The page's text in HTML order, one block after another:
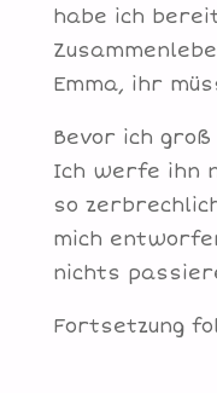
habe ich
Emma, ihr
Bevor ich
Ich werfe ihn
so
mich
nichts
Fortsetzung